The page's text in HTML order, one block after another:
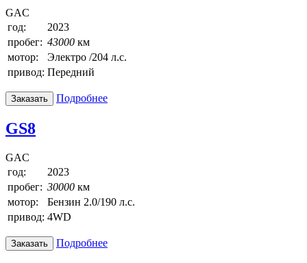
GAC
год:
2023
пробег: 43000 км
мотор:
Электро /204 л.с.
привод: Передний
Заказать Подробнее
GS8
GAC
год:
2023
пробег: 30000 км
мотор:
Бензин 2.0/190 л.с.
привод: 4WD
Заказать Подробнее